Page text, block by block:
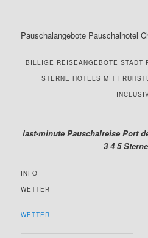
Pauschalangebote Pauschalhotel
BILLIGE REISEANGEBOTE STADT
STERNE HOTELS MIT
last-minute Pauschalreise Port
3 4 5
INFO
WETTER
WETTER